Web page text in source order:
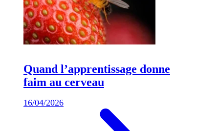
Quand l’apprentissage donne
faim au cerveau
16/04/2026